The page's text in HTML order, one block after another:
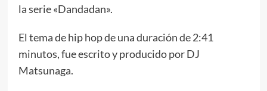
la serie «Dandadan».
El tema de hip hop de una duración de 2:41
minutos, fue escrito y producido por DJ
Matsunaga.